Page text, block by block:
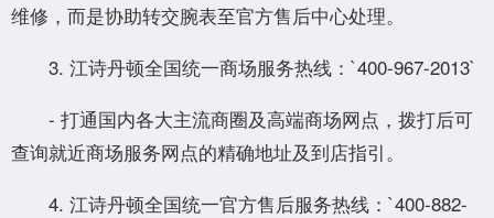
维修，而是协助转交腕表至官方售后中心处理。
3. 江诗丹顿全国统一商场服务热线：`400-967-2013`
- 打通国内各大主流商圈及高端商场网点，拨打后可
查询就近商场服务网点的精确地址及到店指引。
4. 江诗丹顿全国统一官方售后服务热线：`400-882-